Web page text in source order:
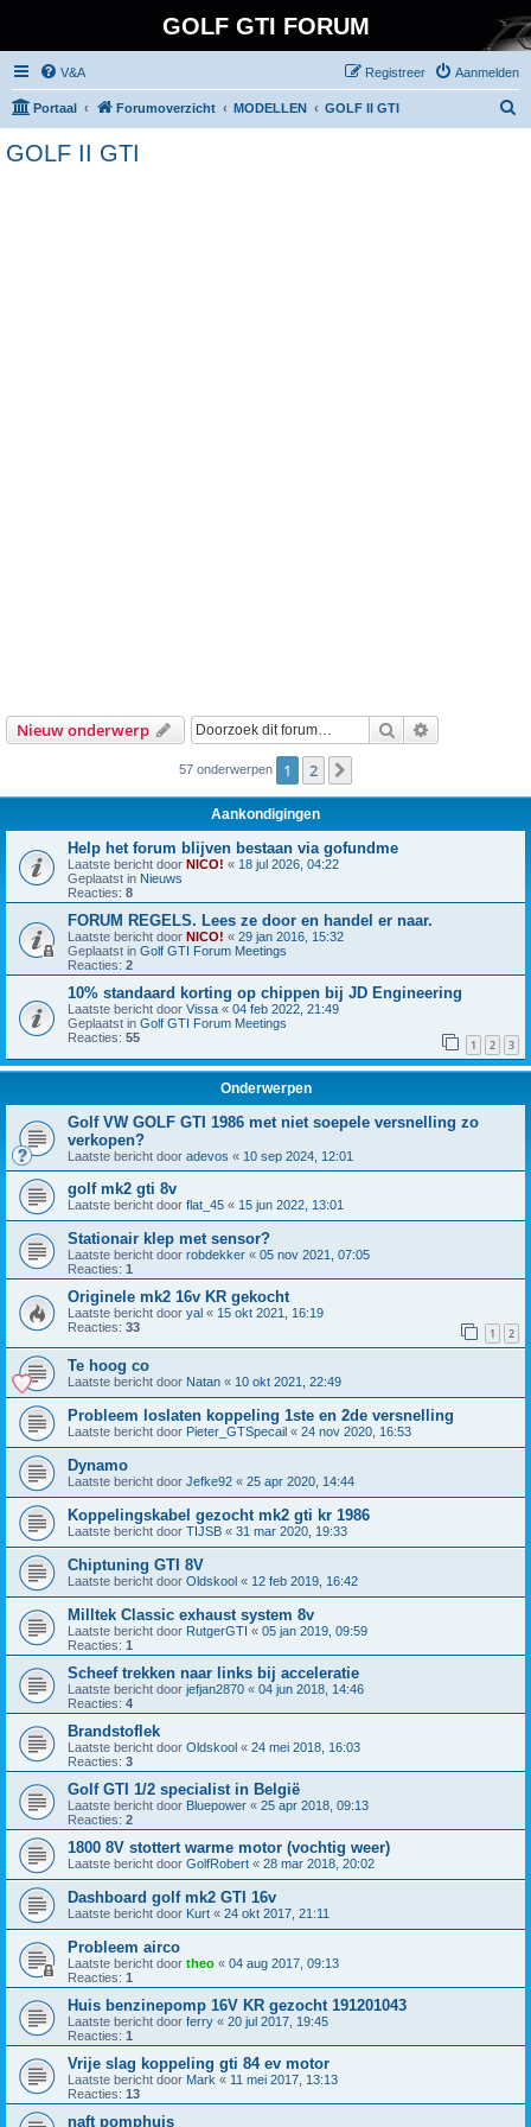
GOLF GTI FORUM
V&A Aanmelden
Registreer
Portaal Forumoverzicht MODELLEN GOLF II GTI
GOLF II GTI
Nieuw onderwerp Zoek
57 onderwerpen 1 2
Aankondigingen
Help het forum blijven bestaan via gofundme
Laatste bericht door NICO! « 18 jul 2026, 04:22
Geplaatst in Nieuws
Reacties: 8
FORUM REGELS. Lees ze door en handel er naar.
Laatste bericht door NICO! « 29 jan 2016, 15:32
Geplaatst in Golf GTI Forum Meetings
Reacties: 2
10% standaard korting op chippen bij JD Engineering
Laatste bericht door Vissa « 04 feb 2022, 21:49
Geplaatst in Golf GTI Forum Meetings
Reacties: 55 1 2 3
Onderwerpen
Golf VW GOLF GTI 1986 met niet soepele versnelling zo
verkopen?
Laatste bericht door adevos « 10 sep 2024, 12:01
golf mk2 gti 8v
Laatste bericht door flat_45 « 15 jun 2022, 13:01
Stationair klep met sensor?
Laatste bericht door robdekker « 05 nov 2021, 07:05
Reacties: 1
Originele mk2 16v KR gekocht
Laatste bericht door yal « 15 okt 2021, 16:19
Reacties: 33 1 2
Te hoog co
Laatste bericht door Natan « 10 okt 2021, 22:49
Probleem loslaten koppeling 1ste en 2de versnelling
Laatste bericht door Pieter_GTSpecail « 24 nov 2020, 16:53
Dynamo
Laatste bericht door Jefke92 « 25 apr 2020, 14:44
Koppelingskabel gezocht mk2 gti kr 1986
Laatste bericht door TIJSB « 31 mar 2020, 19:33
Chiptuning GTI 8V
Laatste bericht door Oldskool « 12 feb 2019, 16:42
Milltek Classic exhaust system 8v
Laatste bericht door RutgerGTI « 05 jan 2019, 09:59
Reacties: 1
Scheef trekken naar links bij acceleratie
Laatste bericht door jefjan2870 « 04 jun 2018, 14:46
Reacties: 4
Brandstoflek
Laatste bericht door Oldskool « 24 mei 2018, 16:03
Reacties: 3
Golf GTI 1/2 specialist in België
Laatste bericht door Bluepower « 25 apr 2018, 09:13
Reacties: 2
1800 8V stottert warme motor (vochtig weer)
Laatste bericht door GolfRobert « 28 mar 2018, 20:02
Dashboard golf mk2 GTI 16v
Laatste bericht door Kurt « 24 okt 2017, 21:11
Probleem airco
Laatste bericht door theo « 04 aug 2017, 09:13
Reacties: 1
Huis benzinepomp 16V KR gezocht 191201043
Laatste bericht door ferry « 20 jul 2017, 19:45
Reacties: 1
Vrije slag koppeling gti 84 ev motor
Laatste bericht door Mark « 11 mei 2017, 13:13
Reacties: 13
naft pomphuis